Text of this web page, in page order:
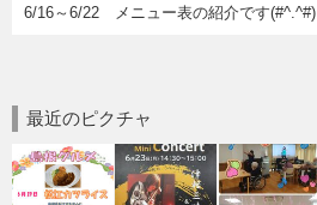
6/16～6/22 メニュー表の紹介です(#^.^#)
最近のピクチャ